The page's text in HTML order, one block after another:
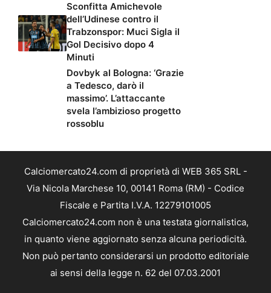
Sconfitta Amichevole
dell’Udinese contro il
Trabzonspor: Muci Sigla il
Gol Decisivo dopo 4
Minuti
Dovbyk al Bologna: ‘Grazie
a Tedesco, darò il
massimo’. L’attaccante
svela l’ambizioso progetto
rossoblu
Calciomercato24.com di proprietà di WEB 365 SRL -
Via Nicola Marchese 10, 00141 Roma (RM) - Codice
Fiscale e Partita I.V.A. 12279101005
Calciomercato24.com non è una testata giornalistica,
in quanto viene aggiornato senza alcuna periodicità.
Non può pertanto considerarsi un prodotto editoriale
ai sensi della legge n. 62 del 07.03.2001